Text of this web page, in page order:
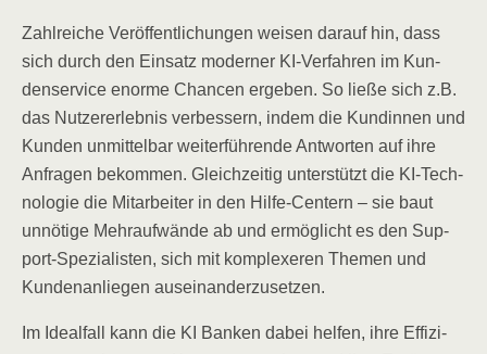
Zahl­rei­che Ver­öf­fent­li­chun­gen wei­sen dar­auf hin, dass
sich durch den Ein­satz moder­ner KI-Ver­fah­ren im Kun­
den­ser­vice enor­me Chan­cen erge­ben. So lie­ße sich z.B.
das Nut­zer­er­leb­nis ver­bes­sern, indem die Kun­din­nen und
Kun­den unmit­tel­bar wei­ter­füh­ren­de Ant­wor­ten auf ihre
Anfra­gen bekom­men. Gleich­zei­tig unter­stützt die KI-Tech­
no­lo­gie die Mit­ar­bei­ter in den Hil­fe-Cen­tern – sie baut
unnö­ti­ge Mehr­auf­wän­de ab und ermög­licht es den Sup­
port-Spe­zia­lis­ten, sich mit kom­ple­xe­ren The­men und
Kun­den­an­lie­gen auseinanderzusetzen.
Im Ide­al­fall kann die KI Ban­ken dabei hel­fen, ihre Effi­zi­